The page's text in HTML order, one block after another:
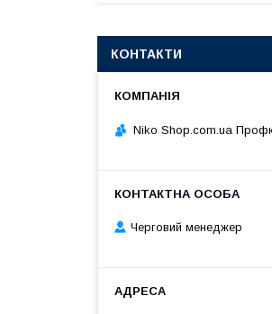
КОНТАКТИ
Niko Shop.com.ua
Черговий менеджер